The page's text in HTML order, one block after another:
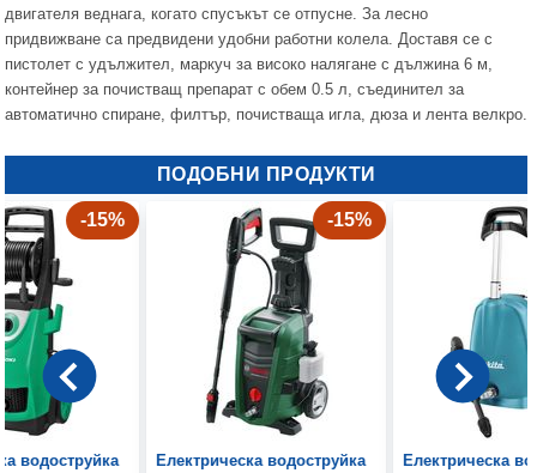
двигателя веднага, когато спусъкът се отпусне. За лесно
придвижване са предвидени удобни работни колела. Доставя се с
пистолет с удължител, маркуч за високо налягане с дължина 6 м,
контейнер за почистващ препарат с обем 0.5 л, съединител за
автоматично спиране, филтър, почистваща игла, дюза и лента велкро.
ПОДОБНИ ПРОДУКТИ
-15%
водоструйка
-15%
Електрическа водоструйка
Електрическа